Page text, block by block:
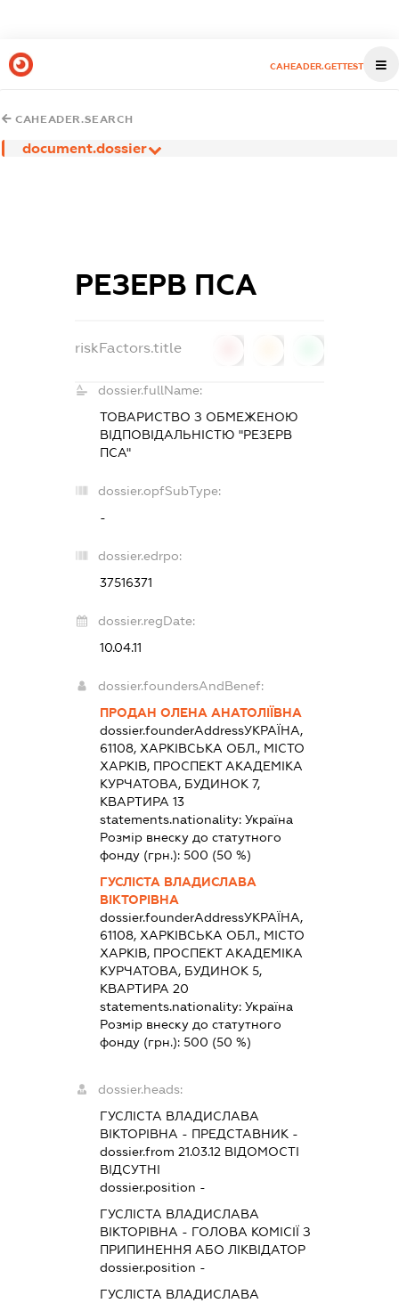
CAHEADER.GETTEST
CAHEADER.SEARCH
document.dossier
РЕЗЕРВ ПСА
riskFactors.title
dossier.fullName:
ТОВАРИСТВО З ОБМЕЖЕНОЮ
ВІДПОВІДАЛЬНІСТЮ "РЕЗЕРВ
ПСА"
dossier.opfSubType:
-
dossier.edrpo:
37516371
dossier.regDate:
10.04.11
dossier.foundersAndBenef:
ПРОДАН ОЛЕНА АНАТОЛІЇВНА
dossier.founderAddressУКРАЇНА,
61108, ХАРКІВСЬКА ОБЛ., МІСТО
ХАРКІВ, ПРОСПЕКТ АКАДЕМІКА
КУРЧАТОВА, БУДИНОК 7,
КВАРТИРА 13
statements.nationality:Україна
Розмір внеску до статутного
фонду (грн.):500 (50 %)
ГУСЛІСТА ВЛАДИСЛАВА
ВІКТОРІВНА
dossier.founderAddressУКРАЇНА,
61108, ХАРКІВСЬКА ОБЛ., МІСТО
ХАРКІВ, ПРОСПЕКТ АКАДЕМІКА
КУРЧАТОВА, БУДИНОК 5,
КВАРТИРА 20
statements.nationality:Україна
Розмір внеску до статутного
фонду (грн.):500 (50 %)
dossier.heads:
ГУСЛІСТА ВЛАДИСЛАВА
ВІКТОРІВНА - ПРЕДСТАВНИК -
dossier.from 21.03.12 ВІДОМОСТІ
ВІДСУТНІ
dossier.position -
ГУСЛІСТА ВЛАДИСЛАВА
ВІКТОРІВНА - ГОЛОВА КОМІСІЇ З
ПРИПИНЕННЯ АБО ЛІКВІДАТОР
dossier.position -
ГУСЛІСТА ВЛАДИСЛАВА